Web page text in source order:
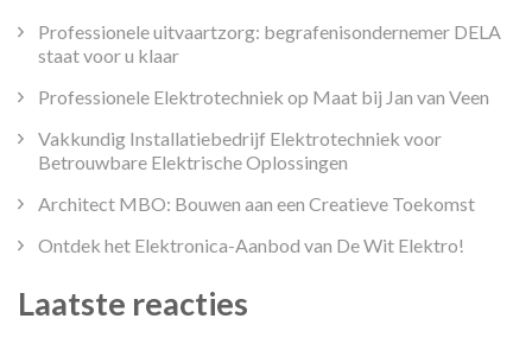
Professionele uitvaartzorg: begrafenisondernemer DELA
staat voor u klaar
Professionele Elektrotechniek op Maat bij Jan van Veen
Vakkundig Installatiebedrijf Elektrotechniek voor
Betrouwbare Elektrische Oplossingen
Architect MBO: Bouwen aan een Creatieve Toekomst
Ontdek het Elektronica-Aanbod van De Wit Elektro!
Laatste reacties